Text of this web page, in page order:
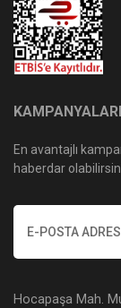
En avantajlı
haberdar
Hocapaşa Mah.